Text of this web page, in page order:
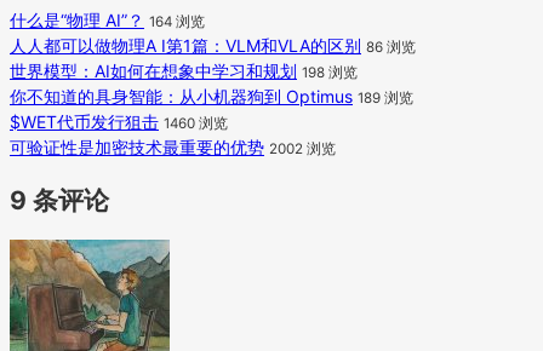
什么是“物理 AI”？ 164 浏览
人人都可以做物理A I第1篇：VLM和VLA的区别 86 浏览
世界模型：AI如何在想象中学习和规划 198 浏览
你不知道的具身智能：从小机器狗到 Optimus 189 浏览
$WET代币发行狙击 1460 浏览
可验证性是加密技术最重要的优势 2002 浏览
9 条评论